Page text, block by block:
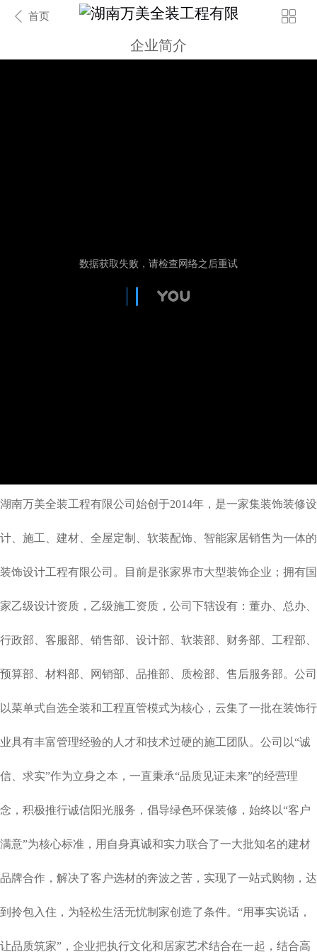
首页
企业简介
湖南万美全装工程有限公司始创于2014年，是一家集装饰装修设
计、施工、建材、全屋定制、软装配饰、智能家居销售为一体的
装饰设计工程有限公司。目前是张家界市大型装饰企业；拥有国
家乙级设计资质，乙级施工资质，公司下辖设有：董办、总办、
行政部、客服部、销售部、设计部、软装部、财务部、工程部、
预算部、材料部、网销部、品推部、质检部、售后服务部。公司
以菜单式自选全装和工程直管模式为核心，云集了一批在装饰行
业具有丰富管理经验的人才和技术过硬的施工团队。 公司以“诚
信、求实”作为立身之本，一直秉承“品质见证未来”的经营理
念，积极推行诚信阳光服务，倡导绿色环保装修，始终以“客户
满意”为核心标准，用自身真诚和实力联合了一大批知名的建材
品牌合作，解决了客户选材的奔波之苦，实现了一站式购物，达
到拎包入住，为轻松生活无忧制家创造了条件。“用事实说话，
让品质筑家”，企业把执行文化和居家艺术结合在一起，结合高